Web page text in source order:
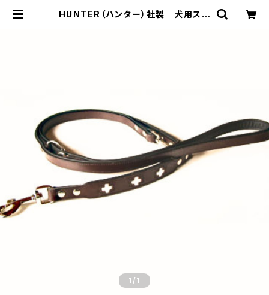
HUNTER（ハンター）社製 犬用スイ
1/1